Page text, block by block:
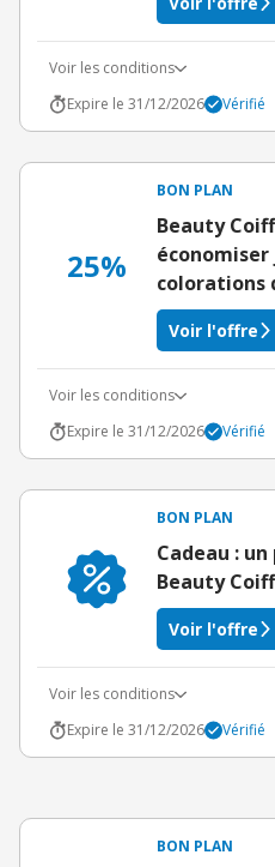
Voir les conditions
Expire le 31/12/2026
Vérifié
25%
BON PLAN
Beauty
économiser
colorations
Voir l'offre
Voir les conditions
Expire le 31/12/2026
Vérifié
BON PLAN
Cadeau :
Beauty
Voir l'offre
Voir les conditions
Expire le 31/12/2026
Vérifié
BON PLAN